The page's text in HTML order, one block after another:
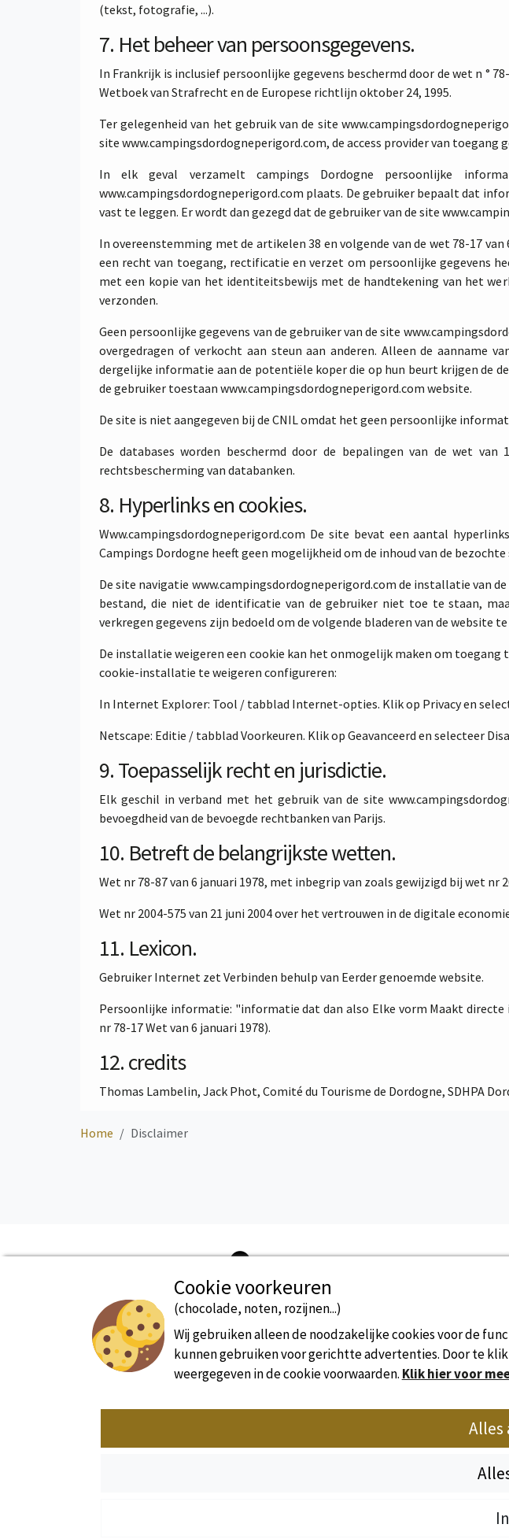
(tekst, fotografie, ...).
7. Het beheer van persoonsgegevens.
In Frankrijk is inclusief persoonlijke gegevens beschermd door de wet n °
Wetboek van Strafrecht en de Europese richtlijn oktober 24, 1995.
Ter gelegenheid van het gebruik van de site
site www.campingsdordogneperigord.com, de access provider van
In elk geval verzamelt campings Dordogne persoonlijke
www.campingsdordogneperigord.com plaats. De gebruiker bepaalt dat
vast te leggen. Er wordt dan gezegd dat de gebruiker van de site
In overeenstemming met de artikelen 38 en volgende van de wet 78-17
een recht van toegang, rectificatie en verzet om persoonlijke gegevens
met een kopie van het identiteitsbewijs met de handtekening van het
verzonden.
Geen persoonlijke gegevens van de gebruiker van de site
overgedragen of verkocht aan steun aan anderen. Alleen de aanname
dergelijke informatie aan de potentiële koper die op hun beurt krijgen de
de gebruiker toestaan www.campingsdordogneperigord.com website.
De site is niet aangegeven bij de CNIL omdat het geen persoonlijke
De databases worden beschermd door de bepalingen van de wet
rechtsbescherming van databanken.
8. Hyperlinks en cookies.
Www.campingsdordogneperigord.com De site bevat een aantal
Campings Dordogne heeft geen mogelijkheid om de inhoud van de
De site navigatie www.campingsdordogneperigord.com de installatie van
bestand, die niet de identificatie van de gebruiker niet toe te staan,
verkregen gegevens zijn bedoeld om de volgende bladeren van de
De installatie weigeren een cookie kan het onmogelijk maken om
cookie-installatie te weigeren configureren:
In Internet Explorer: Tool / tabblad Internet-opties. Klik op Privacy en
Netscape: Editie / tabblad Voorkeuren. Klik op Geavanceerd en selecteer
9. Toepasselijk recht en jurisdictie.
Elk geschil in verband met het gebruik van de site
bevoegdheid van de bevoegde rechtbanken van Parijs.
10. Betreft de belangrijkste wetten.
Wet nr 78-87 van 6 januari 1978, met inbegrip van zoals gewijzigd bij wet
Wet nr 2004-575 van 21 juni 2004 over het vertrouwen in de digitale
11. Lexicon.
Gebruiker Internet zet Verbinden behulp van Eerder genoemde website.
Persoonlijke informatie: "informatie dat dan also Elke vorm Maakt
nr 78-17 Wet van 6 januari 1978).
12. credits
Thomas Lambelin, Jack Phot, Comité du Tourisme de Dordogne, SDHPA
Home Disclaimer
Beveiligde betaling
Cookie voorkeuren
(chocolade, noten, rozijnen...)
Wij gebruiken alleen de noodzakelijke cookies voor de
kunnen gebruiken voor gerichtte advertenties. Door te
weergegeven in de cookie voorwaarden. Klik hier voor
Alles